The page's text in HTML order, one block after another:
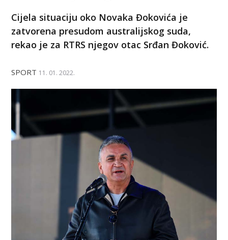
Cijela situaciju oko Novaka Đokovića je
zatvorena presudom australijskog suda,
rekao je za RTRS njegov otac Srđan Đoković.
SPORT 11. 01. 2022.